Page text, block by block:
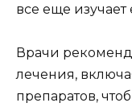
все еще изучает
Врачи
лечения,
препаратов,